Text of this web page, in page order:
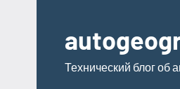
содержимому
Технический блог об